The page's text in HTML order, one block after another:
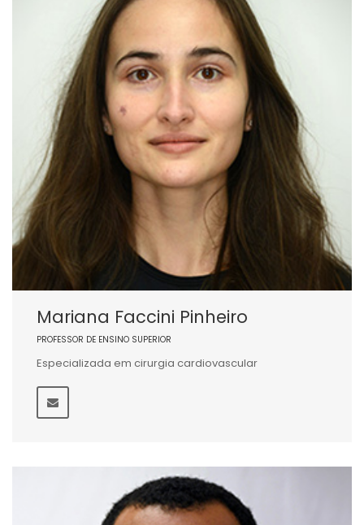
Mariana Faccini Pinheiro
PROFESSOR DE ENSINO SUPERIOR
Especializada em cirurgia cardiovascular